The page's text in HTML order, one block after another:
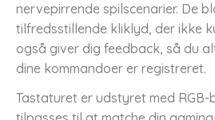
nervepirrende spilscenarier. De
tilfredsstillende kliklyd, der ikke
også giver dig feedback, så du
dine kommandoer er registreret.
Tastaturet er udstyret med RGB-